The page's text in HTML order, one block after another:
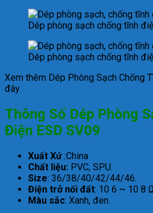
Dép phòng sạch chống tĩnh
Dép phòng sạch chống tĩnh
Xem thêm Dép Phòng Sạch Chống
đây
Thông Số Dép Phòng
Điện ESD SV09
Xuất Xứ:China
Chất liệu: PVC, SPU.
Size: 36/38/40/42/44/46.
Điện trở nối đất: 10 6 ~ 10 8
Màu sắc: Xanh, đen.